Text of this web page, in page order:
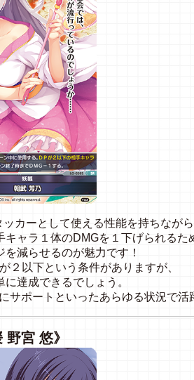
カーとして使える性能を持ちなが
キャラ１体のDMGを１下げられるた
減らせるのが魅力です！
２以下という条件がありますが、
達成できるでしょう。
サポートといったあらゆる状況で活
宮 悠》